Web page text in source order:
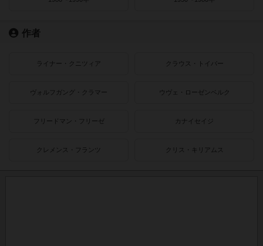
作者
ライナー・クニツィア クラウス・トイバー
ヴォルフガング・クラマー ウヴェ・ローゼンベルク
フリードマン・フリーゼ カナイセイジ
クレメンス・フランツ クリス・キリアムス